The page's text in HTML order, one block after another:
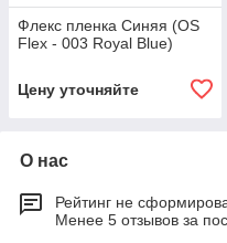
Флекс пленка Синяя (OS
Flex - 003 Royal Blue)
Цену уточняйте
О нас
Рейтинг не
Менее 5 отзывов за